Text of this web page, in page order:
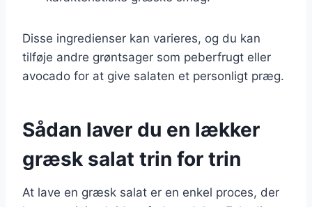
Disse ingredienser kan varieres, og du kan
tilføje andre grøntsager som peberfrugt eller
avocado for at give salaten et personligt præg.
Sådan laver du en lækker
græsk salat trin for trin
At lave en græsk salat er en enkel proces, der